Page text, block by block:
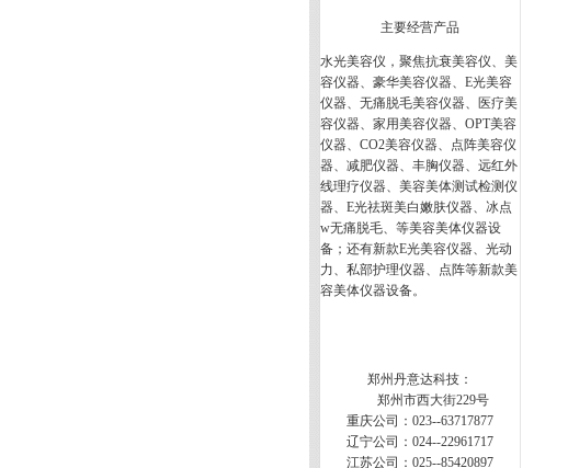
主要经营产品
水光美容仪，聚焦抗衰美容仪、美
容仪器、豪华美容仪器、E光美容
仪器、无痛脱毛美容仪器、医疗美
容仪器、家用美容仪器、OPT美容
仪器、CO2美容仪器、点阵美容仪
器、减肥仪器、丰胸仪器、远红外
线理疗仪器、美容美体测试检测仪
器、E光祛斑美白嫩肤仪器、冰点
w无痛脱毛、等美容美体仪器设
备；还有新款E光美容仪器、光动
力、私部护理仪器、点阵等新款美
容美体仪器设备。
郑州丹意达科技：
郑州市西大街229号
重庆公司：023--63717877
辽宁公司：024--22961717
江苏公司：025--85420897